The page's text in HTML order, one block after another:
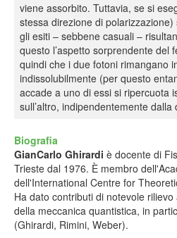
viene assorbito. Tuttavia, se si
stessa direzione di
gli esiti – sebbene casuali –
questo l’aspetto sorprendente del
quindi che i due fotoni rimangano
indissolubilmente (per questo
accade a uno di essi si ripercuota
sull’altro, indipendentemente
Biografia
GianCarlo Ghirardi è docente di
Trieste dal 1976. È membro
dell'International Centre for
Ha dato contributi di notevole
della meccanica quantistica, in
(Ghirardi, Rimini, Weber).